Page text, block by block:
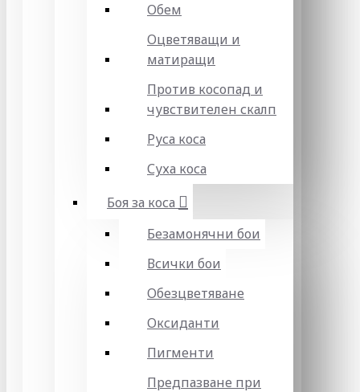
Обем
Оцветяващи и
матиращи
Против косопад и
чувствителен скалп
Руса коса
Суха коса
Боя за коса
Безамонячни бои
Всички бои
Обезцветяване
Оксиданти
Пигменти
Предпазване при